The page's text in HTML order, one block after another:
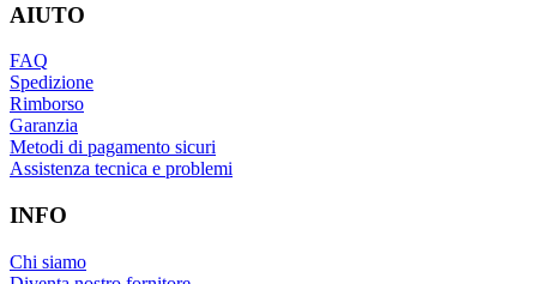
AIUTO
FAQ
Spedizione
Rimborso
Garanzia
Metodi di pagamento sicuri
Assistenza tecnica e problemi
INFO
Chi siamo